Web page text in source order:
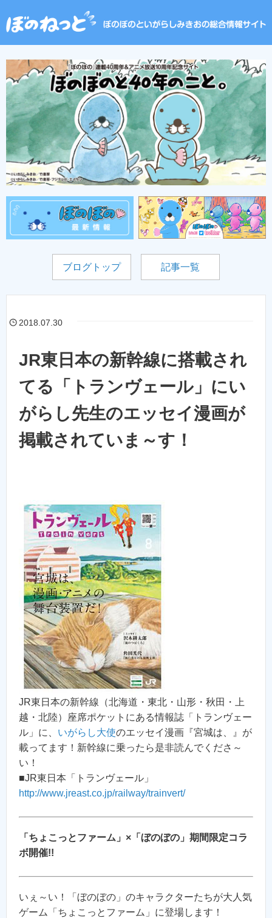
ブログトップ 記事一覧
2018.07.30
JR東日本の新幹線に搭載され
てる「トランヴェール」にい
がらし先生のエッセイ漫画が
掲載されていま～す！
JR東日本の新幹線（北海道・東北・山形・秋田・上
越・北陸）座席ポケットにある情報誌「トランヴェー
ル」に、 いがらし大使のエッセイ漫画『宮城は、』が
載ってます！新幹線に乗ったら是非読んでくださ～
い！
■JR東日本「トランヴェール」
http://www.jreast.co.jp/railway/trainvert/
「ちょこっとファーム」×「ぼのぼの」期間限定コラ
ボ開催!!
いぇ～い！「ぼのぼの」のキャラクターたちが大人気
ゲーム「ちょこっとファーム」に登場します！